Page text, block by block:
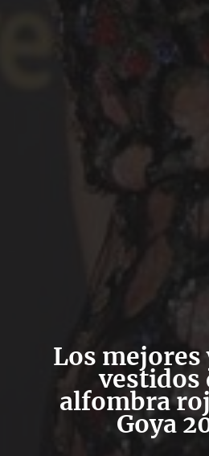
Los mejores
vestidos
alfombra
Goya